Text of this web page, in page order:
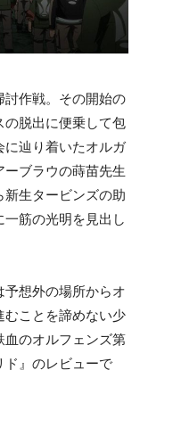
討作戦。その開始の
の脱出に便乗して包
に辿り着いたオルガ
ブラウの蒔苗先生
新生タービンズの助
筋の光明を見出し
予想外の場所からオ
ことを諦めない少
血のオルフェンズ第
ド』のレビューで